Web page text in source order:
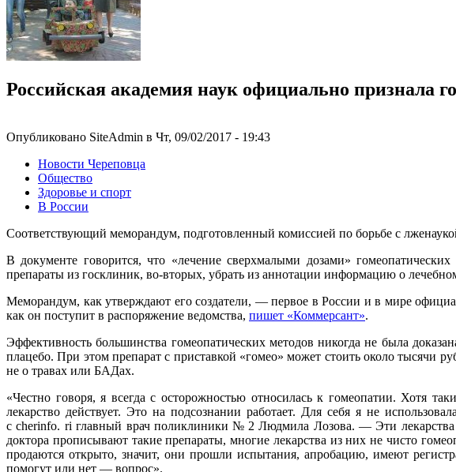
Российская академия наук официально признала
Опубликовано SiteAdmin в Чт, 09/02/2017 - 19:43
Новости Череповца
Общество
Здоровье и спорт
В России
Соответствующий меморандум, подготовленный комиссией по борьбе с
В документе говорится, что «лечение сверхмалыми дозами»
препараты из госклиник, во-вторых, убрать из аннотации информацию о
Меморандум, как утверждают его создатели, — первое в России и в мире
как он поступит в распоряжение ведомства, пишет «Коммерсант».
Эффективность большинства гомеопатических методов никогда не была
плацебо. При этом препарат с приставкой «гомео» может стоить около тысячи
не о травах или БАДах.
«Честно говоря, я всегда с осторожностью относилась к гомеопатии. Хотя
лекарство действует. Это на подсознании работает. Для себя я не
с cherinfo. ri главный врач поликлиники № 2 Людмила Лозова. — Эти лекарства
доктора прописывают такие препараты, многие лекарства из них не чисто
продаются открыто, значит, они прошли испытания, апробацию, имеют
помогут или нет — вопрос».